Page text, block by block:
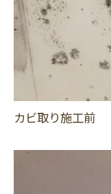
カビ取り施工前